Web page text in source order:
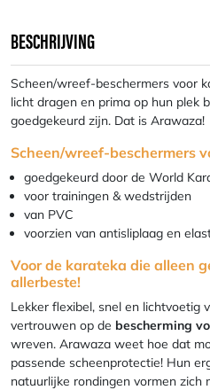
BESCHRIJVING
Scheen/wreef-beschermers voor
licht dragen en prima op hun plek
goedgekeurd zijn. Dat is Arawaza!
Scheen/wreef-beschermers
goedgekeurd door de World
voor trainingen & wedstrijden
van PVC
voorzien van antisliplaag en
Voor de karateka die alleen
allerbeste!
Lekker flexibel, snel en lichtvoetig
vertrouwen op de bescherming
wreven. Arawaza weet hoe dat
passende scheenprotectie! Hun
natuurlijke rondingen vormen zich